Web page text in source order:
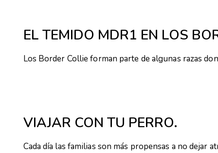
EL TEMIDO MDR1 EN LOS
Los Border Collie forman parte de algunas razas
VIAJAR CON TU PERRO.
Cada día las familias son más propensas a no dejar